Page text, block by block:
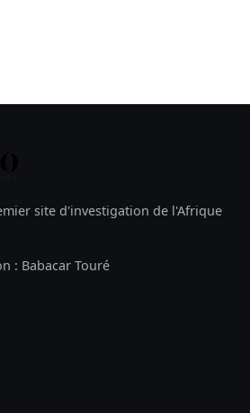
site d'investigation de l'Afrique
: Babacar Touré